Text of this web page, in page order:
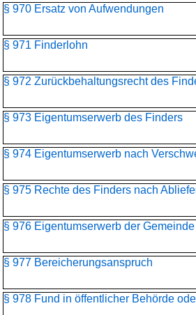
§ 970 Ersatz von Aufwendungen
§ 971 Finderlohn
§ 972 Zurückbehaltungsrecht des
§ 973 Eigentumserwerb des Finders
§ 974 Eigentumserwerb nach
§ 975 Rechte des Finders nach
§ 976 Eigentumserwerb der Gemeinde
§ 977 Bereicherungsanspruch
§ 978 Fund in öffentlicher Behörde